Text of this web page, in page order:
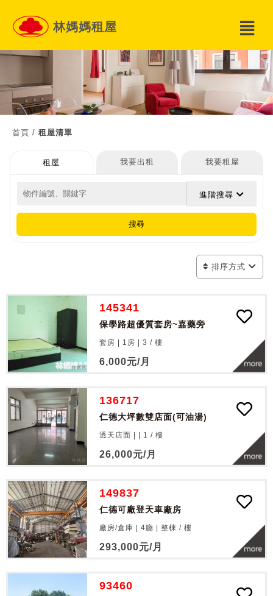
林媽媽租屋
首頁 / 租屋清單
租屋 我要出租 我要租屋
進階搜尋
搜尋
排序方式
145341
保學路超優質套房~嘉藥旁
套房 | 1房 | 3 / 樓
6,000元/月
136717
仁德大坪數雙店面(可油湯)
透天店面 | | 1 / 樓
26,000元/月
149837
仁德可廠登天車廠房
廠房/倉庫 | 4廳 | 整棟 / 樓
293,000元/月
93460